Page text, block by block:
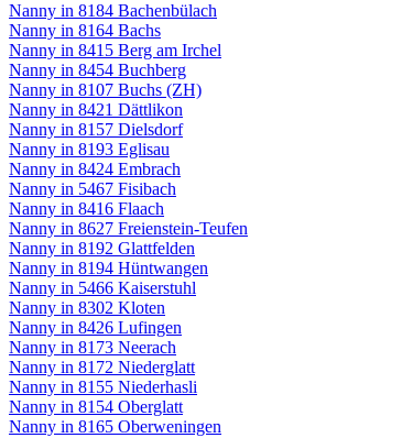
Nanny in 8184 Bachenbülach
Nanny in 8164 Bachs
Nanny in 8415 Berg am Irchel
Nanny in 8454 Buchberg
Nanny in 8107 Buchs (ZH)
Nanny in 8421 Dättlikon
Nanny in 8157 Dielsdorf
Nanny in 8193 Eglisau
Nanny in 8424 Embrach
Nanny in 5467 Fisibach
Nanny in 8416 Flaach
Nanny in 8627 Freienstein-Teufen
Nanny in 8192 Glattfelden
Nanny in 8194 Hüntwangen
Nanny in 5466 Kaiserstuhl
Nanny in 8302 Kloten
Nanny in 8426 Lufingen
Nanny in 8173 Neerach
Nanny in 8172 Niederglatt
Nanny in 8155 Niederhasli
Nanny in 8154 Oberglatt
Nanny in 8165 Oberweningen